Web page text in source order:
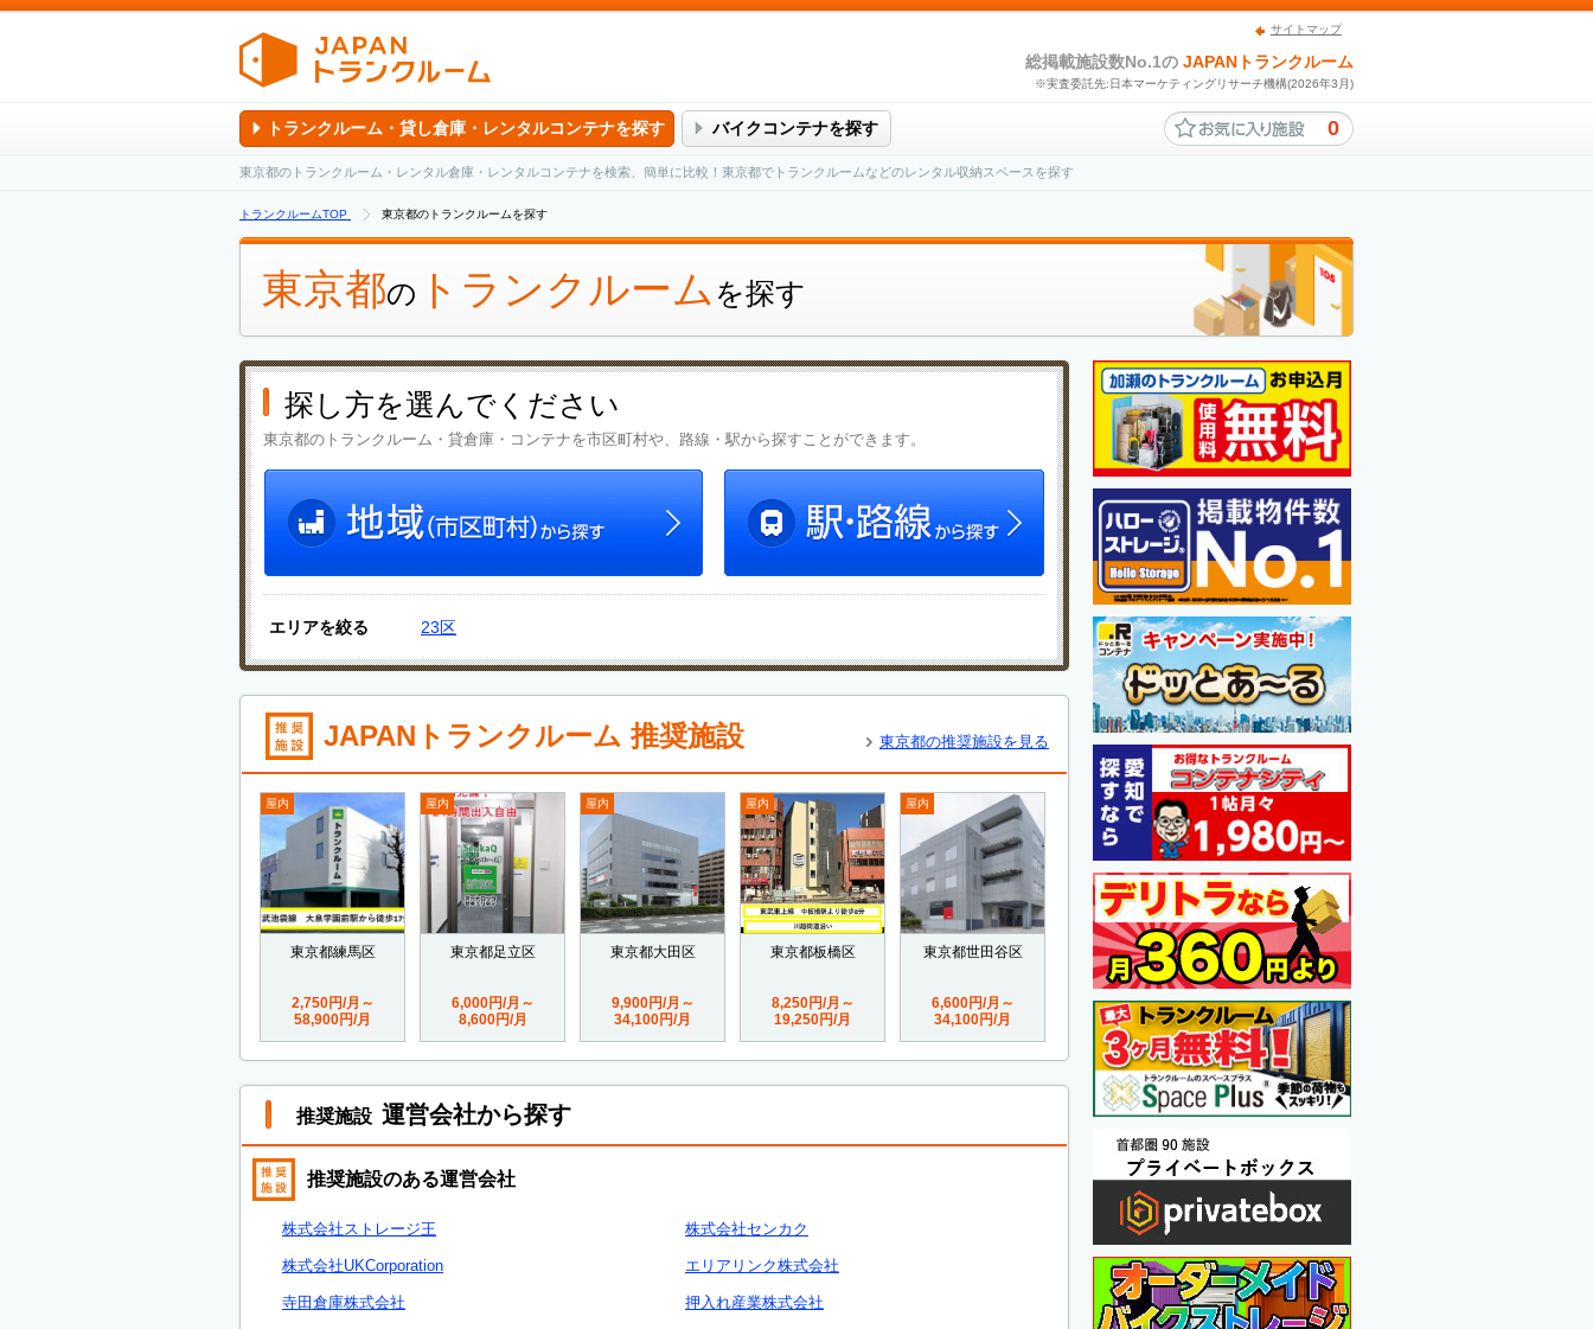
サイトマップ
総掲載施設数No.1の JAPANトランクルーム
※実査委託先:日本マーケティングリサーチ機構(2026年3月)
トランクルーム・貸し倉庫・レンタルコンテナを探す バイクコンテナを探す 0
東京都のトランクルーム・レンタル倉庫・レンタルコンテナを検索、簡単に比較！東京都でトランクルームなどのレンタル収納スペースを探す
トランクルームTOP 東京都のトランクルームを探す
東京都の トランクルーム を探す
探し方を選んでください
東京都のトランクルーム・貸倉庫・コンテナを市区町村や、路線・駅から探すことができます。
エリアを絞る 23区
JAPANトランクルーム 推奨施設 東京都の推奨施設を見る
屋内
東京都練馬区
2,750円/月～
58,900円/月
屋内
東京都足立区
6,000円/月～
8,600円/月
屋内
東京都大田区
9,900円/月～
34,100円/月
屋内
東京都板橋区
8,250円/月～
19,250円/月
屋内
東京都世田谷区
6,600円/月～
34,100円/月
推奨施設 運営会社から探す
推奨施設のある運営会社
株式会社ストレージ王 株式会社センカク
株式会社UKCorporation エリアリンク株式会社
寺田倉庫株式会社 押入れ産業株式会社